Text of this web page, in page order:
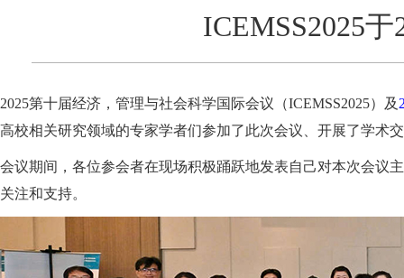
ICEMSS2025
2025第十届经济，管理与社会科学国际会议（ICEMSS2025）及
高校相关研究领域的专家学者们参加了此次会议、开展了学术
会议期间，各位参会者在现场积极踊跃地发表自己对本次会议
关注和支持。